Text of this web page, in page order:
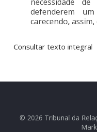
defenderem
carecendo,
Consultar texto integral
© 2026 Tribunal da